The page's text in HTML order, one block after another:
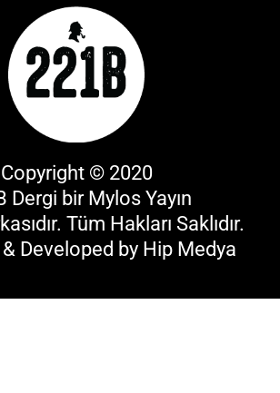
Copyright © 2020
Dergi birMylos Yayın
Tüm Hakları Saklıdır.
Developed by Hip Medya